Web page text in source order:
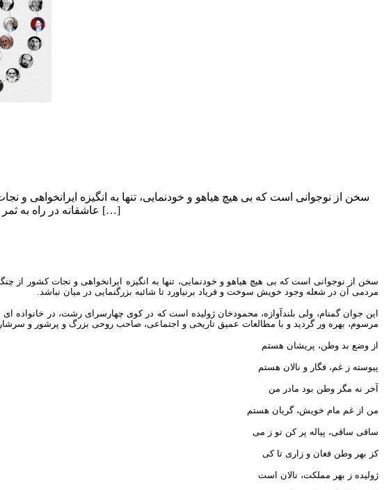
عاشقانه در راه به ثمر رسانیدن اهداف مردمی آن در شعله وجود خویش سوخت و فریاد […]
سخن از نوجوانی است که بی هیچ هیاهو و خودنمایی، تنها به انگیزه ایرانخواهی و نجات کشور
مردمی آن در شعله وجود خویش سوخت و فریاد برنیاورد تا شائبه بزرگنمایی در میان نباشد.
این جوان گمنام، ولی بلندآوازه، محمودخان ژولیده است که در کوی چهارسرای رشت، در
مرسوم، بهره ور گردید و با مطالعات عمیق تاریخی و اجتماعی، صاحب روحی بزرگ و پرشور و
از وضع بد وطن، پریشان هستم
پیوسته ز غم، فگار و نالان هستم
آخر نه مگر وطن بود مادر من
من از غم مام خویش، گریان هستم
ساقی ساقی، پیاله پر کن تو ز می
کز بهر وطن فغان و زاری تا کی
ژولیده ز بهر مملکت، نالان است